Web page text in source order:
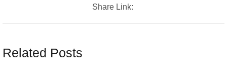
Share Link:
Related Posts